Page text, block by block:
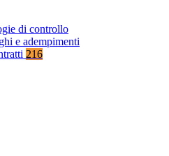
di controllo
e adempimenti
216